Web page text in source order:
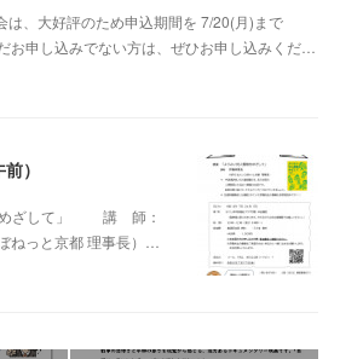
は、大好評のため申込期間を 7/20(月)まで
お申し込みでない方は、ぜひお申し込みくだ…
）
めざして」 講 師：
ねっと京都 理事長）…